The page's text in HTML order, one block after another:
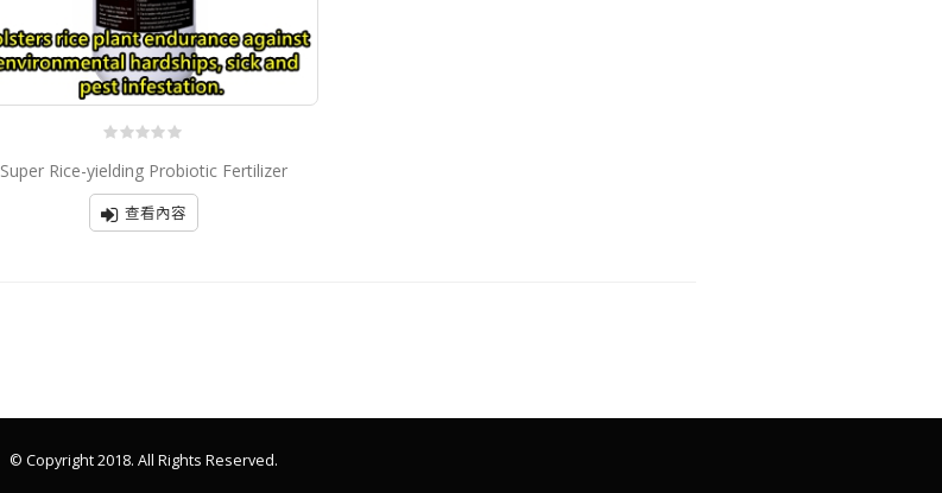
out
Super Rice-yielding Probiotic Fertilizer
查看內容
© Copyright 2018. All Rights Reserved.